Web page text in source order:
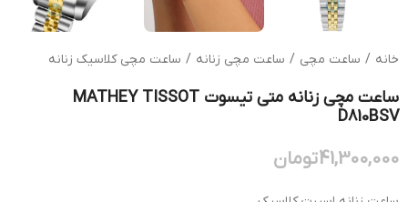
خانه / ساعت مچی / ساعت مچی زنانه / ساعت مچی کلاسیک زنانه
ساعت مچی زنانه متی تیسوت MATHEY TISSOT
D810BSV
41,300,000تومان